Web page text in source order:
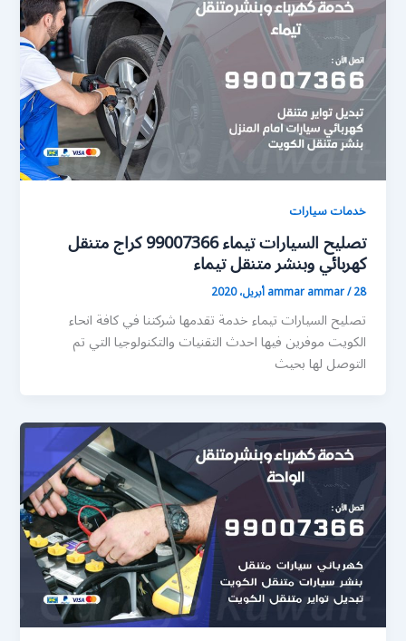
خدمات سيارات
تصليح السيارات تيماء 99007366 كراج متنقل
كهربائي وبنشر متنقل تيماء
ammar ammar/28 أبريل، 2020
تصليح السيارات تيماء خدمة تقدمها شركتنا في كافة انحاء
الكويت موفرين فيها احدث التقنيات والتكنولوجيا التي تم
التوصل لها بحيث